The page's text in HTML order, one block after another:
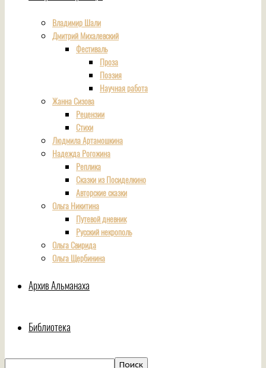
Владимир Шали
Дмитрий Михалевский
Фестиваль
Проза
Поэзия
Научная работа
Жанна Сизова
Рецензии
Стихи
Людмила Артамошкина
Надежда Рогожина
Реплика
Сказки из Посиделкино
Авторские сказки
Ольга Никитина
Путевой дневник
Русский некрополь
Ольга Свирида
Ольга Щербинина
Архив Альманаха
Библиотека